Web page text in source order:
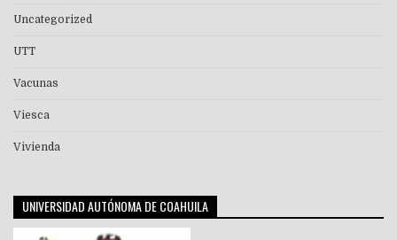
Uncategorized
UTT
Vacunas
Viesca
Vivienda
UNIVERSIDAD AUTÓNOMA DE COAHUILA